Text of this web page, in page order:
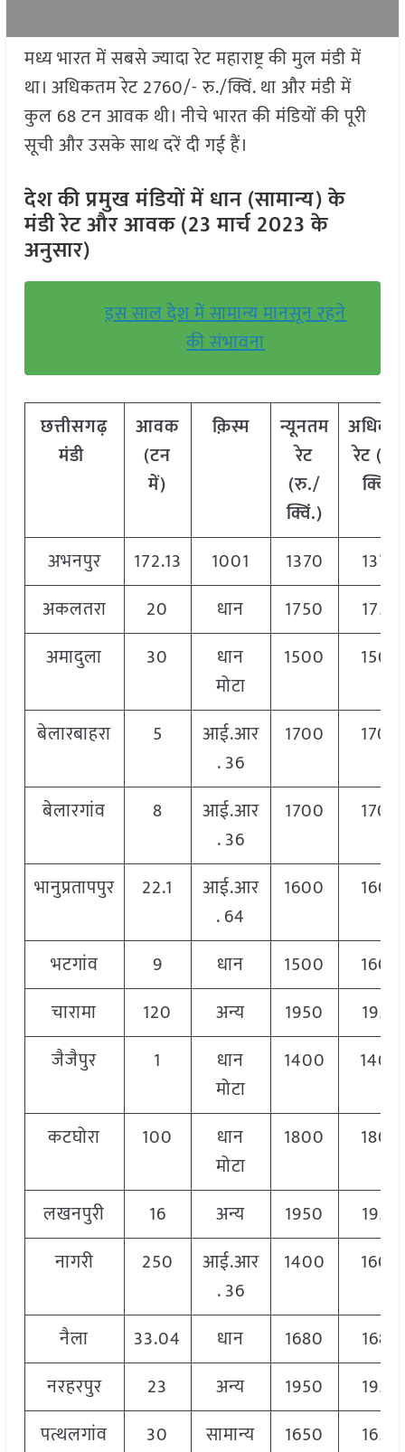
मध्य भारत में सबसे ज्यादा रेट महाराष्ट्र की मुल मंडी में
था। अधिकतम रेट 2760/- रु./क्विं. था और मंडी में
कुल 68 टन आवक थी। नीचे भारत की मंडियों की पूरी
सूची और उसके साथ दरें दी गई हैं।
देश की प्रमुख मंडियों में धान (सामान्य) के
मंडी रेट और आवक (23 मार्च 2023 के
अनुसार)
इस साल देश में सामान्य मानसून रहने
की संभावना
छत्तीसगढ़
मंडी
आवक
(टन
में)
क़िस्म
न्यूनतम
रेट
(रु./
क्विं.)
रेट
क्विं.)
अभनपुर 172.13 1001 1370
1370
अकलतरा
20 धान 1750
1750
अमादुला
30
धान
मोटा
1500 1500
बेलारबाहरा 5
आई.आर
. 36
1700 1700
बेलारगांव 8
आई.आर
. 36
1700 1700
भानुप्रतापपुर 22.1
आई.आर
. 64
1600 1600
भटगांव 9 धान 1500
1600
चारामा
120 अन्य 1950
1950
जैजैपुर
1
धान
मोटा
1400 1400
कटघोरा 100
धान
मोटा
1800 1800
लखनपुरी 16 अन्य 1950
1950
नागरी
250
आई.आर
. 36
1400 1600
नैला 33.04 धान 1680
1680
नरहरपुर
23 अन्य 1950
1950
पत्थलगांव
30 सामान्य 1650
1650